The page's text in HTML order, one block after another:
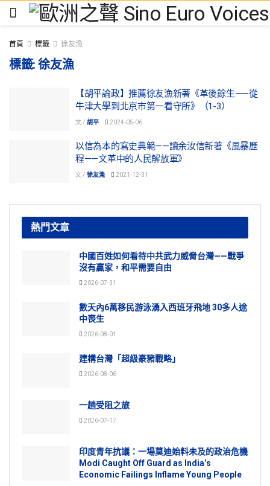
首頁 標籤 徐友漁
標籤:徐友漁
【胡平論政】推薦徐友漁新著《革後餘生——從
牛津大學到北京市第一看守所》（1-3）
文 / 胡平 2024-05-06
以信為本的寫史典範——讀余汝信新著《風暴歷
程——文革中的人民解放軍》
文 / 徐友漁 2021-12-31
熱門文章
中國百姓如何看待中共武力威脅台灣——戰爭
沒有贏家，和平需要自由
2026-07-31
數天內6萬移民游泳湧入西班牙飛地 30多人途
中喪生
2026-08-01
建構台灣「超級豪豬戰略」
2026-08-06
一趟受阻之旅
2026-07-17
印度青年抗議：一場莫迪始料未及的政治危機
Modi Caught Off Guard as India’s
Economic Failings Inflame Young People